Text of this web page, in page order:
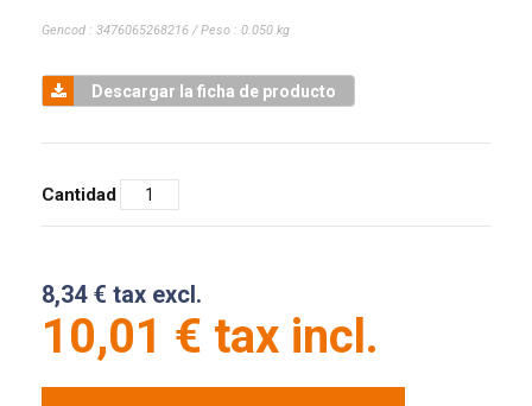
Gencod : 3476065268216 / Peso : 0.050 kg
Descargar la ficha de producto
Cantidad
8,34 € tax excl.
10,01 € tax incl.